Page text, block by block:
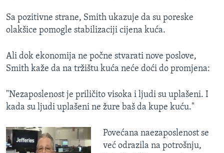
Sa pozitivne strane, Smith ukazuje da su poreske
olakšice pomogle stabilizaciji cijena kuća.
Ali dok ekonomija ne počne stvarati nove poslove,
Smith kaže da na tržištu kuća neće doći do promjena:
"Nezaposlenost je priličito visoka i ljudi su uplašeni. I
kada su ljudi uplašeni ne žure baš da kupe kuću."
Povećana naezaposlenost se
već odrazila na potrošnju,